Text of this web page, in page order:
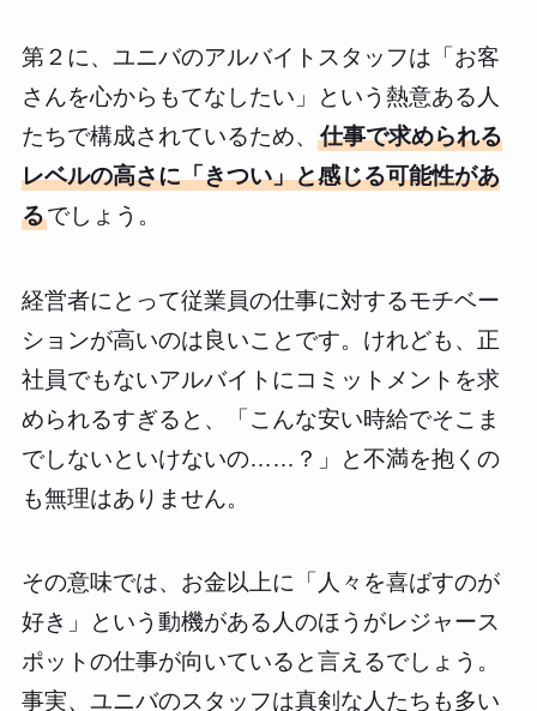
第２に、ユニバのアルバイトスタッフは「お客
さんを心からもてなしたい」という熱意ある人
たちで構成されているため、 仕事で求められる
レベルの高さに「きつい」と感じる可能性があ
るでしょう。
経営者にとって従業員の仕事に対するモチベー
ションが高いのは良いことです。けれども、正
社員でもないアルバイトにコミットメントを求
められるすぎると、「こんな安い時給でそこま
でしないといけないの……？」と不満を抱くの
も無理はありません。
その意味では、お金以上に「人々を喜ばすのが
好き」という動機がある人のほうがレジャース
ポットの仕事が向いていると言えるでしょう。
事実、ユニバのスタッフは真剣な人たちも多い